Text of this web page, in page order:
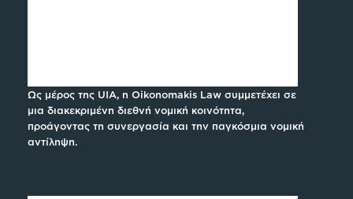
Ως μέρος της UIA, η Oikonomakis Law συμμετέχει σε
μια διακεκριμένη διεθνή νομική κοινότητα,
προάγοντας τη συνεργασία και την παγκόσμια νομική
αντίληψη.